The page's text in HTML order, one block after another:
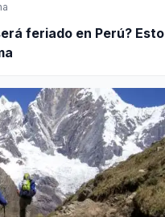
feriado en Perú? Esto